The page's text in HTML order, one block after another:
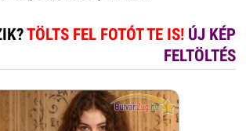
TÖLTS FEL FOTÓT TE IS! ÚJ KÉP
FELTÖLTÉS